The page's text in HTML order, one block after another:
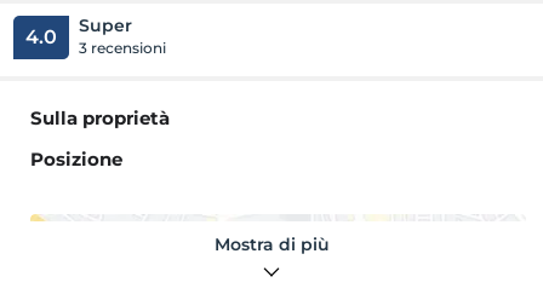
4.0 Super
3 recensioni
Sulla proprietà
Posizione
Mostra di più